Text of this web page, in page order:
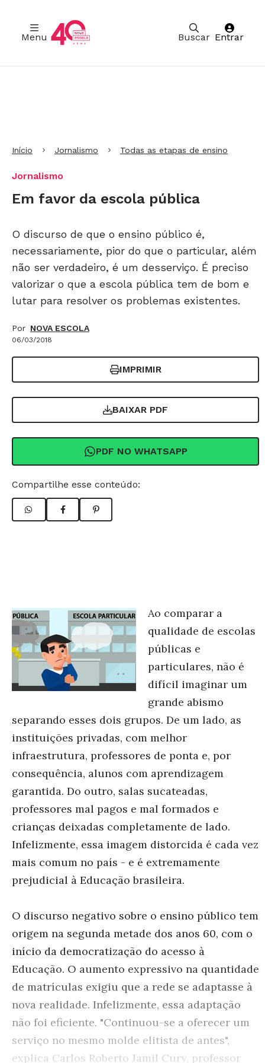
Buscar
Menu Entrar
Início Jornalismo Todas as etapas de ensino
Jornalismo
Em favor da escola pública
O discurso de que o ensino público é,
necessariamente, pior do que o particular, além
não ser verdadeiro, é um desserviço. É preciso
valorizar o que a escola pública tem de bom e
lutar para resolver os problemas existentes.
Por NOVA ESCOLA
06/03/2018
IMPRIMIR
BAIXAR PDF
PDF NO WHATSAPP
Compartilhe esse conteúdo:
Ao comparar a
qualidade de escolas
públicas e
particulares, não é
difícil imaginar um
grande abismo
separando esses dois grupos. De um lado, as
instituições privadas, com melhor
infraestrutura, professores de ponta e, por
consequência, alunos com aprendizagem
garantida. Do outro, salas sucateadas,
professores mal pagos e mal formados e
crianças deixadas completamente de lado.
Infelizmente, essa imagem distorcida é cada vez
mais comum no país - e é extremamente
prejudicial à Educação brasileira.
O discurso negativo sobre o ensino público tem
origem na segunda metade dos anos 60, com o
início da democratização do acesso à
Educação. O aumento expressivo na quantidade
de matrículas exigiu que a rede se adaptasse à
nova realidade. Infelizmente, essa adaptação
não foi eficiente. "Continuou-se a oferecer um
serviço no mesmo molde elitista de antes",
explica Carlos Roberto Jamil Cury, professor